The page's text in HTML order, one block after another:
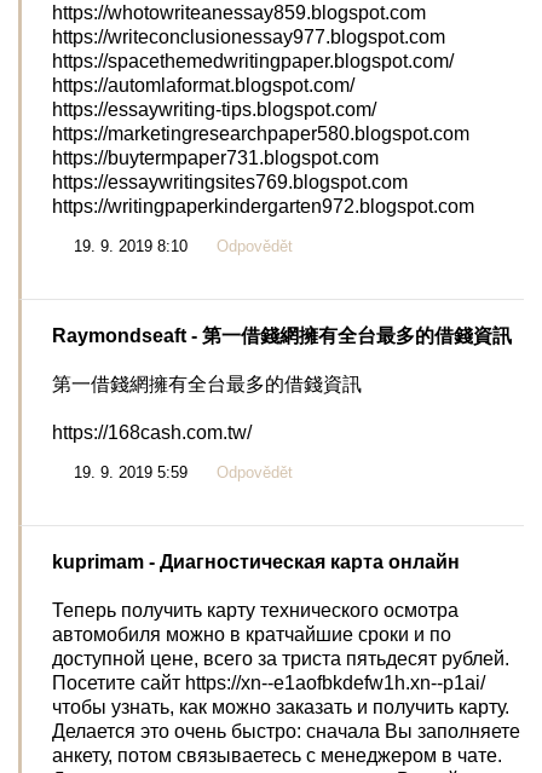
https://whotowriteanessay859.blogspot.com
https://writeconclusionessay977.blogspot.com
https://spacethemedwritingpaper.blogspot.com/
https://automlaformat.blogspot.com/
https://essaywriting-tips.blogspot.com/
https://marketingresearchpaper580.blogspot.com
https://buytermpaper731.blogspot.com
https://essaywritingsites769.blogspot.com
https://writingpaperkindergarten972.blogspot.com
19. 9. 2019 8:10 Odpovědět
Raymondseaft - 第一借錢網擁有全台最多的借錢資訊
第一借錢網擁有全台最多的借錢資訊
https://168cash.com.tw/
19. 9. 2019 5:59 Odpovědět
kuprimam - Диагностическая карта онлайн
Теперь получить карту технического осмотра
автомобиля можно в кратчайшие сроки и по
доступной цене, всего за триста пятьдесят рублей.
Посетите сайт https://xn--e1aofbkdefw1h.xn--p1ai/
чтобы узнать, как можно заказать и получить карту.
Делается это очень быстро: сначала Вы заполняете
анкету, потом связываетесь с менеджером в чате.